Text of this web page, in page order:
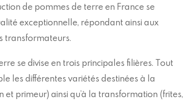
de pommes de terre en France se
exceptionnelle, répondant ainsi aux
transformateurs.
se divise en trois principales filières. Tout
les différentes variétés destinées à la
primeur) ainsi qu’à la transformation (frites,